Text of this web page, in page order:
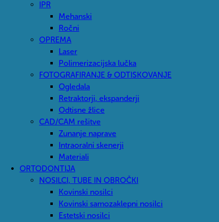
IPR
Mehanski
Ročni
OPREMA
Laser
Polimerizacijska lučka
FOTOGRAFIRANJE & ODTISKOVANJE
Ogledala
Retraktorji, ekspanderji
Odtisne žlice
CAD/CAM rešitve
Zunanje naprave
Intraoralni skenerji
Materiali
ORTODONTIJA
NOSILCI, TUBE IN OBROČKI
Kovinski nosilci
Kovinski samozaklepni nosilci
Estetski nosilci